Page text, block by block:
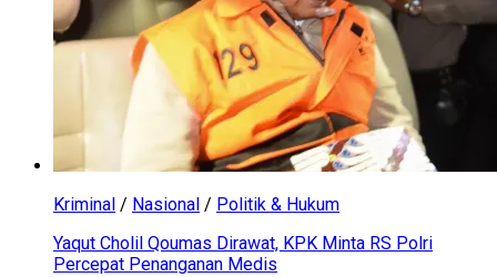
Kriminal / Nasional / Politik & Hukum
Yaqut Cholil Qoumas Dirawat, KPK Minta RS Polri
Percepat Penanganan Medis